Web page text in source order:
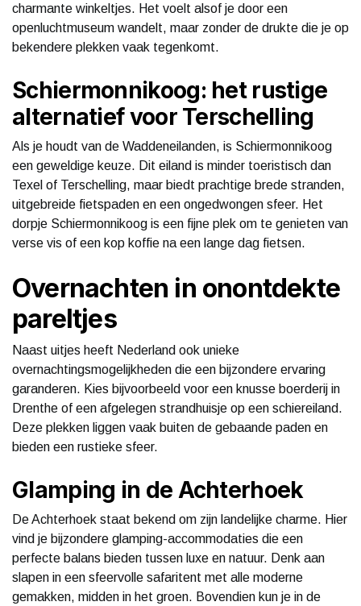
charmante winkeltjes. Het voelt alsof je door een
openluchtmuseum wandelt, maar zonder de drukte die je op
bekendere plekken vaak tegenkomt.
Schiermonnikoog: het rustige
alternatief voor Terschelling
Als je houdt van de Waddeneilanden, is Schiermonnikoog
een geweldige keuze. Dit eiland is minder toeristisch dan
Texel of Terschelling, maar biedt prachtige brede stranden,
uitgebreide fietspaden en een ongedwongen sfeer. Het
dorpje Schiermonnikoog is een fijne plek om te genieten van
verse vis of een kop koffie na een lange dag fietsen.
Overnachten in onontdekte
pareltjes
Naast uitjes heeft Nederland ook unieke
overnachtingsmogelijkheden die een bijzondere ervaring
garanderen. Kies bijvoorbeeld voor een knusse boerderij in
Drenthe of een afgelegen strandhuisje op een schiereiland.
Deze plekken liggen vaak buiten de gebaande paden en
bieden een rustieke sfeer.
Glamping in de Achterhoek
De Achterhoek staat bekend om zijn landelijke charme. Hier
vind je bijzondere glamping-accommodaties die een
perfecte balans bieden tussen luxe en natuur. Denk aan
slapen in een sfeervolle safaritent met alle moderne
gemakken, midden in het groen. Bovendien kun je in de